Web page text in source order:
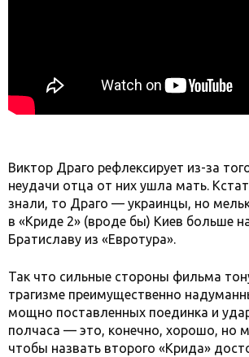
Виктор Драго рефлексирует из-за
неудачи отца от них ушла мать.
знали, то Драго — украинцы, но
в «Криде 2» (вроде бы) Киев больше
Братиславу из «Евротура».
Так что сильные стороны фильма
трагизме преимущественно
мощно поставленных поединка и
полчаса — это, конечно, хорошо, но
чтобы назвать второго «Крида»